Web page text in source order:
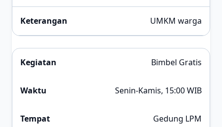
UMKM warga
Bimbel Gratis
Senin-Kamis, 15:00 WIB
Gedung LPM